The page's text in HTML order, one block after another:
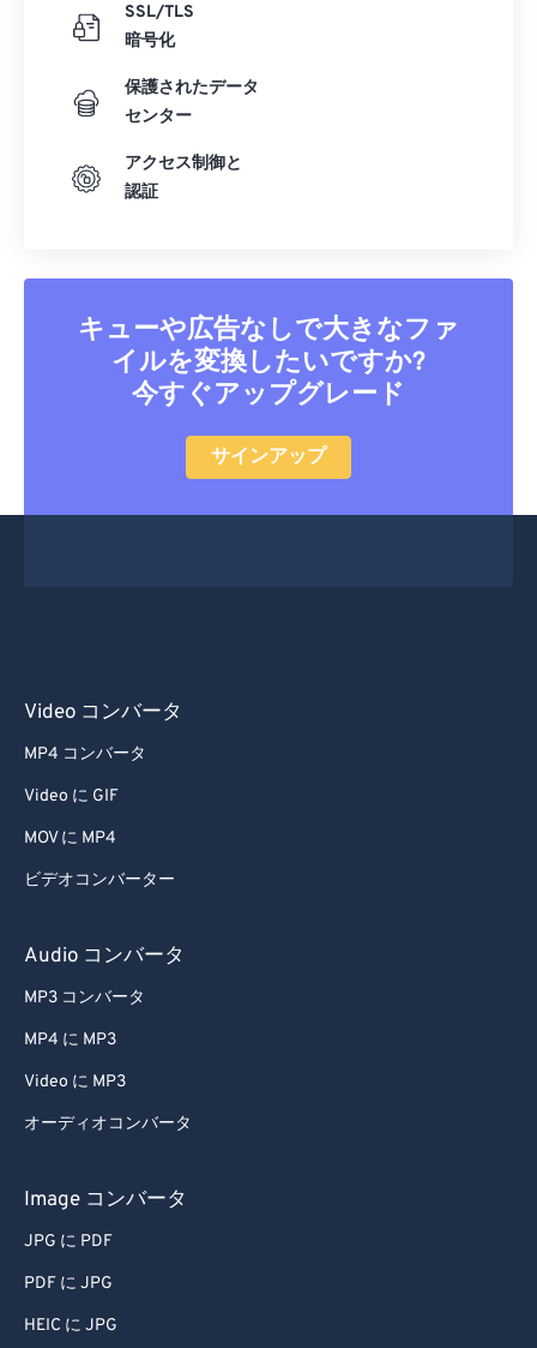
SSL/TLS
暗号化
保護されたデータ
センター
アクセス制御と
認証
キューや広告なしで大きなファ
イルを変換したいですか?
今すぐアップグレード
サインアップ
Video コンバータ
MP4 コンバータ
Video に GIF
MOV に MP4
ビデオコンバーター
Audio コンバータ
MP3 コンバータ
MP4 に MP3
Video に MP3
オーディオコンバータ
Image コンバータ
JPG に PDF
PDF に JPG
HEIC に JPG